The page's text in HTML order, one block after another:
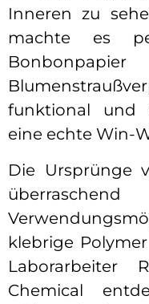
Inneren zu
machte es
funktional und
eine echte Win-
Die Ursprünge
klebrige
Laborarbeiter
Chemical